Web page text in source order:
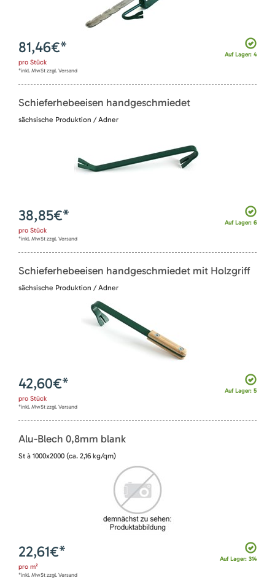
Auf Lager: 4
81,46€*
pro Stück
*inkl. MwSt zzgl. Versand
Schieferhebeeisen handgeschmiedet
sächsische Produktion / Adner
Auf Lager: 6
38,85€*
pro Stück
*inkl. MwSt zzgl. Versand
Schieferhebeeisen handgeschmiedet mit Holzgriff
sächsische Produktion / Adner
Auf Lager: 5
42,60€*
pro Stück
*inkl. MwSt zzgl. Versand
Alu-Blech 0,8mm blank
St à 1000x2000 (ca. 2,16 kg/qm)
Auf Lager: 314
22,61€*
pro m²
*inkl. MwSt zzgl. Versand